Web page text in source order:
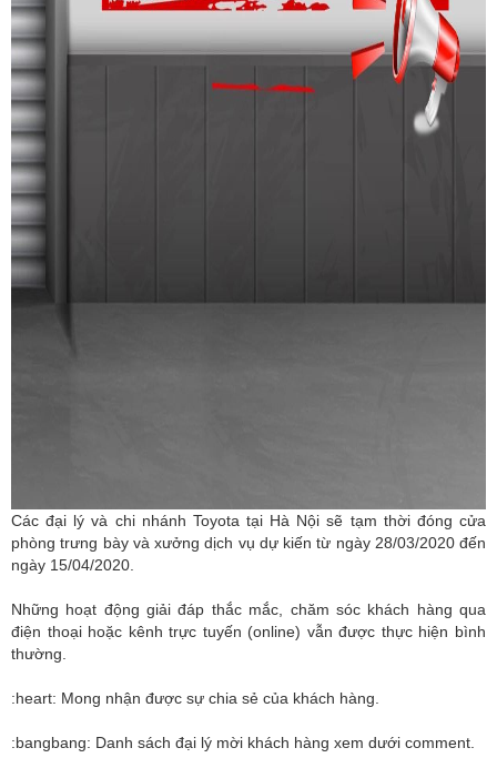
Các đại lý và chi nhánh Toyota tại Hà Nội sẽ tạm thời đóng cửa
phòng trưng bày và xưởng dịch vụ dự kiến từ ngày 28/03/2020 đến
ngày 15/04/2020.
Những hoạt động giải đáp thắc mắc, chăm sóc khách hàng qua
điện thoại hoặc kênh trực tuyến (online) vẫn được thực hiện bình
thường.
:heart: Mong nhận được sự chia sẻ của khách hàng.
:bangbang: Danh sách đại lý mời khách hàng xem dưới comment.